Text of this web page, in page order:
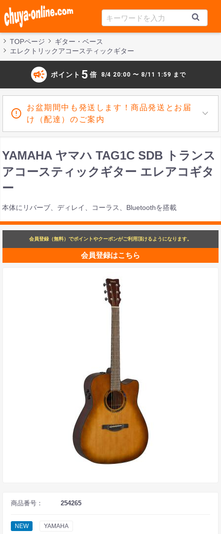
TOPページ
ギター・ベース
エレクトリックアコースティックギター
campaign ポイント 5 倍 8/4 20:00 〜 8/11 1:59 まで
お盆期間中も発送します！商品発送とお届
け（配達）のご案内
YAMAHA ヤマハ TAG1C SDB トランス
アコースティックギター エレアコギタ
ー
本体にリバーブ、ディレイ、コーラス、Bluetoothを搭載
会員登録（無料）でポイントやクーポンがご利用頂けるようになります。
会員登録はこちら
商品番号： 254265
NEW YAMAHA